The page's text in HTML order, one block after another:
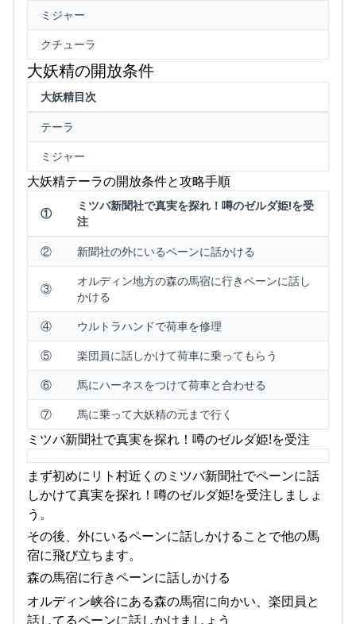
ミジャー
クチューラ
大妖精の開放条件
大妖精目次
テーラ
ミジャー
大妖精テーラの開放条件と攻略手順
①
ミツバ新聞社で真実を探れ！噂のゼルダ姫!を受
注
②
新聞社の外にいるペーンに話かける
③
オルディン地方の森の馬宿に行きペーンに話し
かける
④
ウルトラハンドで荷車を修理
⑤
楽団員に話しかけて荷車に乗ってもらう
⑥
馬にハーネスをつけて荷車と合わせる
⑦
馬に乗って大妖精の元まで行く
ミツバ新聞社で真実を探れ！噂のゼルダ姫!を受注
まず初めにリト村近くのミツバ新聞社でペーンに話
しかけて真実を探れ！噂のゼルダ姫!を受注しましょ
う。
その後、外にいるペーンに話しかけることで他の馬
宿に飛び立ちます。
森の馬宿に行きペーンに話しかける
オルディン峡谷にある森の馬宿に向かい、楽団員と
話してるペーンに話しかけましょう